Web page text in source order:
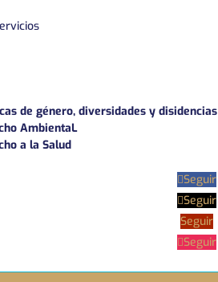
de género, diversidades y disidencias
AmbientaL
a la Salud
Seguir
Seguir
Seguir
Seguir